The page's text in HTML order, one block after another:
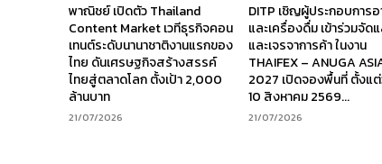
พาณิชย์ เปิดตัว Thailand
Content Market เวทีธุรกิจคอน
เทนต์ระดับนานาชาติงานแรกของ
ไทย ดันเศรษฐกิจสร้างสรรค์
ไทยสู่ตลาดโลก ตั้งเป้า 2,000
ล้านบาท
21/07/2026
DITP เชิญผู้ประกอบการอ
และเครื่องดื่ม เข้าร่วมจัด
และเจรจาการค้า ในงาน
THAIFEX – ANUGA
2027 เปิดจองพื้นที่ ตั้งแ
10 สิงหาคม 2569...
21/07/2026